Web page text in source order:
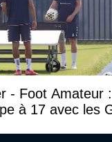
- Foot Amateur
à 17 avec les